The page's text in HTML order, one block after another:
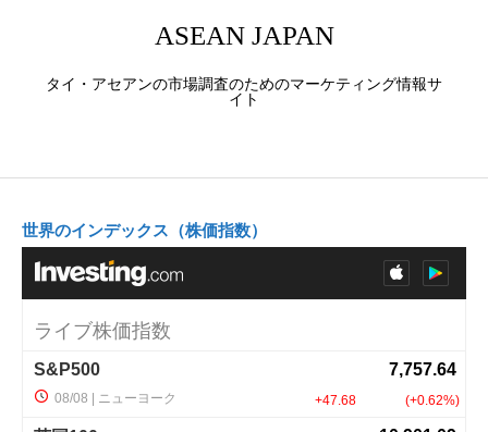
ASEAN JAPAN
タイ・アセアンの市場調査のためのマーケティング情報サ
イト
世界のインデックス（株価指数）